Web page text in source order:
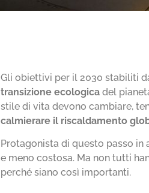
Gli obiettivi per il 2030 stabiliti
transizione ecologicadel
stile di vita devono cambiare,
calmierare il riscaldamento
Protagonista di questo passo
e meno costosa. Ma non tutti
perché siano così importanti.